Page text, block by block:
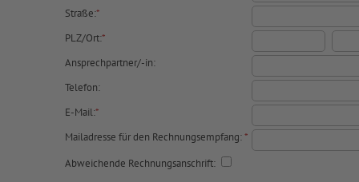
Straße:*
PLZ/Ort:*
Ansprechpartner/-in:
Telefon:
E-Mail:*
Mailadresse für den Rechnungsempfang:*
Abweichende Rechnungsanschrift: